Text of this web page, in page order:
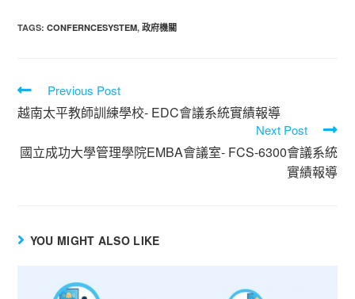
TAGS:CONFERNCESYSTEM, 政府機關
Previous Post
越南太平教師訓練學校- EDC會議系統實績報導
Next Post
國立成功大學管理學院EMBA會議室- FCS-6300會議系統
實績報導
YOU MIGHT ALSO LIKE